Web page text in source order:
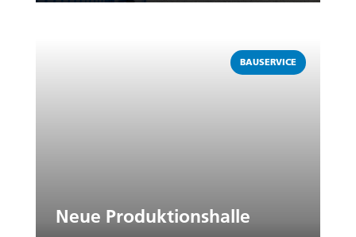
BAUSERVICE
Neue Produktionshalle